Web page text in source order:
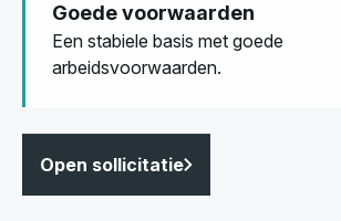
Goede voorwaarden
Een stabiele basis met goede
arbeidsvoorwaarden.
Open sollicitatie